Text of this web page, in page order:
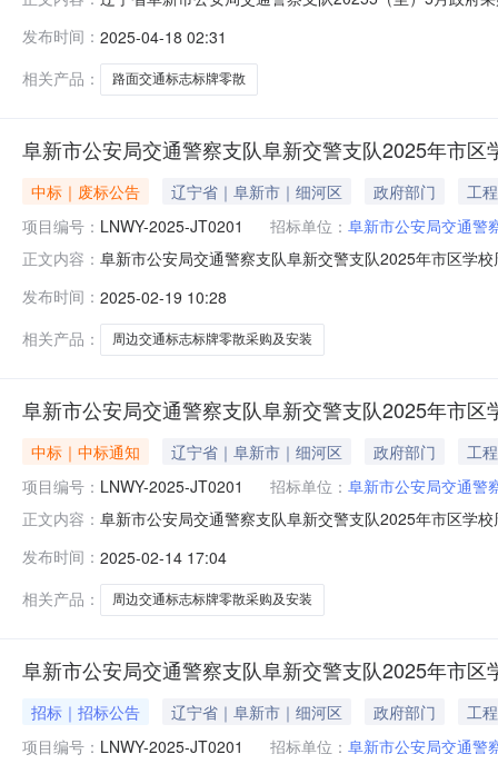
50.000000万元(人民币)采购品目：采购需求概况：阜新
排，具体采购项目情况以相
发布时间： 2025-04-18 02:31
相关产品：
路面交通标志标牌零散
阜新市公安局交通警察支队阜新交警支队2025年市
中标｜废标公告 辽宁省｜阜新市｜细河区 政府部门
工程
项目编号： LNWY-2025-JT0201 招标单位： 阜新市公安局交通警
正文内容： 阜新市公安局交通警察支队阜新交警支队2025年市区学
充事宜四、凡对本次公告内容提出询问，请按以下方式
购代理机构
发布时间： 2025-02-19 10:28
相关产品：
周边交通标志标牌零散采购及安装
阜新市公安局交通警察支队阜新交警支队2025年市
中标｜中标通知 辽宁省｜阜新市｜细河区 政府部门
工程
项目编号： LNWY-2025-JT0201 招标单位： 阜新市公安局交通警
正文内容： 阜新市公安局交通警察支队阜新交警支队2025年市区学
沈阳市沈阳市大东区东望街2-2号7-26中标（成交）金额
发布时间： 2025-02-14 17:04
相关产品：
周边交通标志标牌零散采购及安装
阜新市公安局交通警察支队阜新交警支队2025年市
招标｜招标公告 辽宁省｜阜新市｜细河区 政府部门
工程
项目编号： LNWY-2025-JT0201 招标单位： 阜新市公安局交通警